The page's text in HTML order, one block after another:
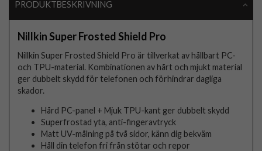
PRODUKTBESKRIVNING
Nillkin Super Frosted Shield Pro
Nillkin Super Frosted Shield Pro är tillverkat av hållbart PC-
och TPU-material. Kombinationen av hårt och mjukt material
ger dubbelt skydd för telefonen och förhindrar dagliga
skador.
Hård PC-panel + Mjuk TPU-kant ger dubbelt skydd
Superfrostad yta, anti-fingeravtryck
Matt UV-målning på två sidor, känn dig bekväm
Håll din telefon fri från stötar och repor